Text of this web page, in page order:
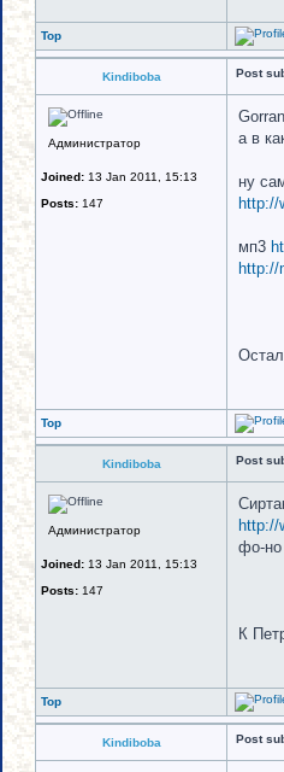
Top
Kindiboba Post
Администратор
Joined: 13 Jan 2011, 15:13
Posts: 147
а в
ну
http://
мп3
http://
Top
Kindiboba Post
Администратор
Joined: 13 Jan 2011, 15:13
Posts: 147
http://
фо-но
К
Top
Kindiboba Post